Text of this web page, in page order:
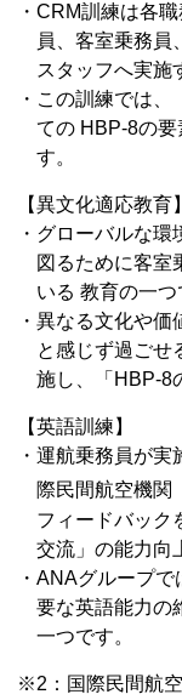
・CRM訓練は各
員、客室乗務員
スタッフへ実施
・この訓練では
ての HBP-8の要
す。
【異文化適応教育】
・グローバルな
図るために客室
いる 教育の一つ
・異なる文化や
と感じず過ごせ
施し、「HBP-8
【英語訓練】
・運航乗務員が
際民間航空機関
フィードバック
交流」の能力向
・ANAグループ
要な英語能力の
一つです。
※2：国際民間航